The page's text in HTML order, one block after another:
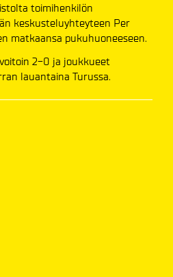
toimihenkilön
keskusteluyhteyteen Per
matkaansa pukuhuoneeseen.
2-0 ja joukkueet
lauantaina Turussa.